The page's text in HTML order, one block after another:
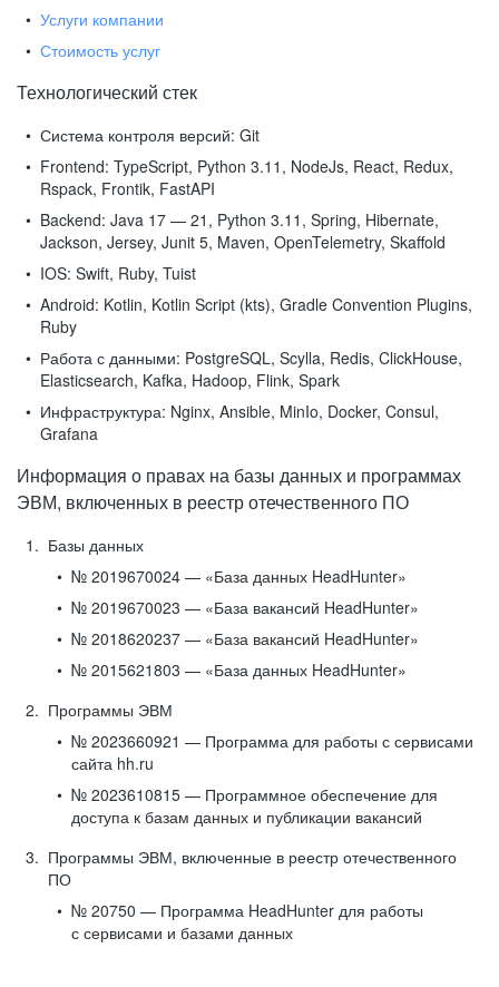
Услуги компании
Стоимость услуг
Технологический стек
Система контроля версий: Git
Frontend: TypeScript, Python 3.11, NodeJs, React, Redux,
Rspack, Frontik, FastAPI
Backend: Java 17 — 21, Python 3.11, Spring, Hibernate,
Jackson, Jersey, Junit 5, Maven, OpenTelemetry, Skaffold
IOS: Swift, Ruby, Tuist
Android: Kotlin, Kotlin Script (kts), Gradle Convention Plugins,
Ruby
Работа с данными: PostgreSQL, Scylla, Redis, ClickHouse,
Elasticsearch, Kafka, Hadoop, Flink, Spark
Инфраструктура: Nginx, Ansible, MinIo, Docker, Consul,
Grafana
Информация о правах на базы данных и программах
ЭВМ, включенных в реестр отечественного ПО
Базы данных
№ 2019670024 — «База данных HeadHunter»
№ 2019670023 — «База вакансий HeadHunter»
№ 2018620237 — «База вакансий HeadHunter»
№ 2015621803 — «База данных HeadHunter»
Программы ЭВМ
№ 2023660921 — Программа для работы с сервисами
сайта hh.ru
№ 2023610815 — Программное обеспечение для
доступа к базам данных и публикации вакансий
Программы ЭВМ, включенные в реестр отечественного
ПО
№ 20750 — Программа HeadHunter для работы
с сервисами и базами данных